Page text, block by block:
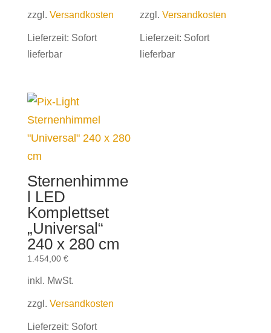
zzgl. Versandkosten
Lieferzeit: Sofort
lieferbar
zzgl.Versandkosten
Lieferzeit: Sofort
lieferbar
Sternenhimme
l LED
Komplettset
„Universal“
240 x 280 cm
1.454,00 €
inkl. MwSt.
zzgl. Versandkosten
Lieferzeit: Sofort